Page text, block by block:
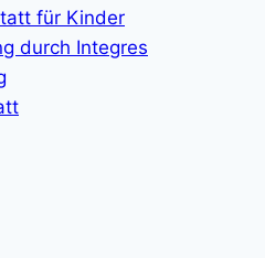
für Kinder
durch Integres